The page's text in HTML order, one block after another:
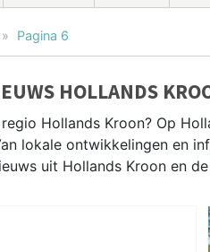
Pagina 6
HOLLANDS
Hollands Kroon? Op
lokale ontwikkelingen en
uit Hollands Kroon en
volgen wij ook het nieuws